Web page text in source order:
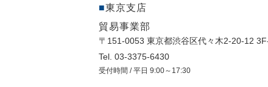
東京支店
貿易事業部
〒151-0053 東京都渋⾕区代々⽊2-20-12
Tel. 03-3375-6430
受付時間 / 平日 9:00～17:30